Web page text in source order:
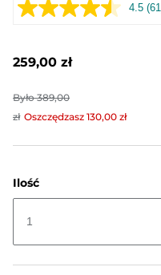
4.5
259,00 zł
Było389,00
zł Oszczędzasz 130,00 zł
Ilość
1